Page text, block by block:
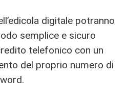
digitale potranno
semplice e sicuro
telefonico con un
del proprio numero di